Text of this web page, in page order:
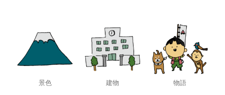
景色 建物 物語